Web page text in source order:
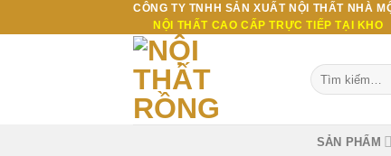
qua
CÔNG TY TNHH SẢN XUẤT NỘI THẤT NHÀ
NỘI THẤT CAO CẤP TRỰC TIẾP TẠI KHO
Tìm
kiếm:
SẢN PHẨM